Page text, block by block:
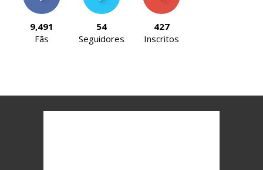
9,491
Fãs
54
Seguidores
427
Inscritos